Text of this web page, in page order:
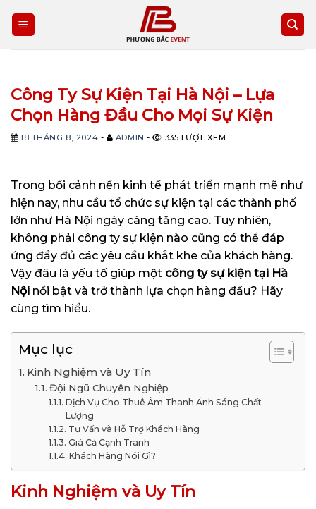
Công Ty Sự Kiện Tại Hà Nội – Lựa
Chọn Hàng Đầu Cho Mọi Sự Kiện
18 THÁNG 8, 2024 - ADMIN - 335 LƯỢT XEM
Trong bối cảnh nền kinh tế phát triển mạnh mẽ như
hiện nay, nhu cầu tổ chức sự kiện tại các thành phố
lớn như Hà Nội ngày càng tăng cao. Tuy nhiên,
không phải công ty sự kiện nào cũng có thể đáp
ứng đầy đủ các yêu cầu khắt khe của khách hàng.
Vậy đâu là yếu tố giúp một công ty sự kiện tại Hà
Nội nổi bật và trở thành lựa chọn hàng đầu? Hãy
cùng tìm hiểu.
Mục lục
Kinh Nghiệm và Uy Tín
Đội Ngũ Chuyên Nghiệp
Dịch Vụ Cho Thuê Âm Thanh Ánh Sáng Chất
Lượng
Tư Vấn và Hỗ Trợ Khách Hàng
Giá Cả Cạnh Tranh
Khách Hàng Nói Gì?
Kinh Nghiệm và Uy Tín